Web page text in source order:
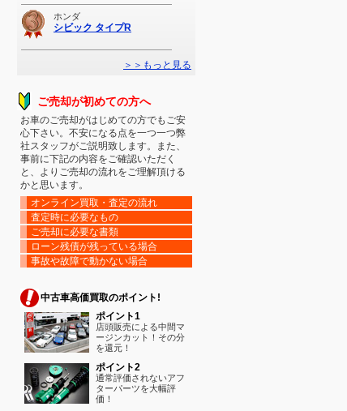
ホンダ
シビック タイプR
＞＞もっと見る
ご売却が初めての方へ
お車のご売却がはじめての方でもご安
心下さい。不安になる点を一つ一つ弊
社スタッフがご説明致します。また、
事前に下記の内容をご確認いただく
と、よりご売却の流れをご理解頂ける
かと思います。
オンライン買取・査定の流れ
査定時に必要なもの
ご売却に必要な書類
ローン残債が残っている場合
事故や故障で動かない場合
中古車高価買取のポイント!
ポイント1
店頭販売による中間マ
ージンカット！その分
を還元！
ポイント2
通常評価されないアフ
ターパーツを大幅評
価！